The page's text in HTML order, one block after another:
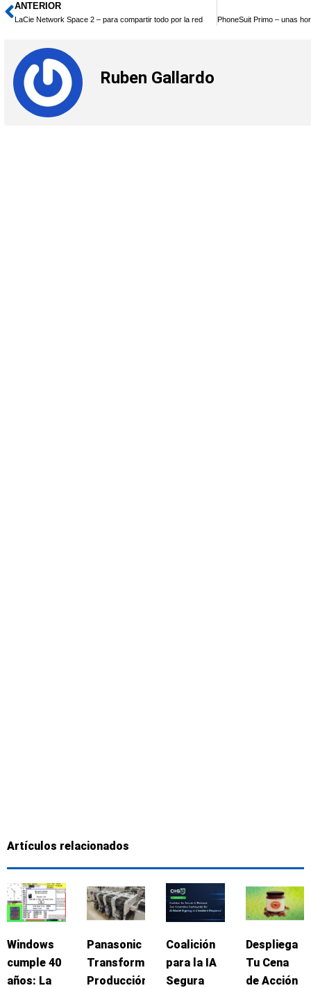
Ant
ANTERIOR
LaCie Network Space 2 – para compartir todo por la red
Ruben Gallardo
Artículos relacionados
Windows
cumple 40
años: La
Panasonic
Transforma
Producción
Coalición
para la IA
Segura
Despliega
Tu Cena
de Acción